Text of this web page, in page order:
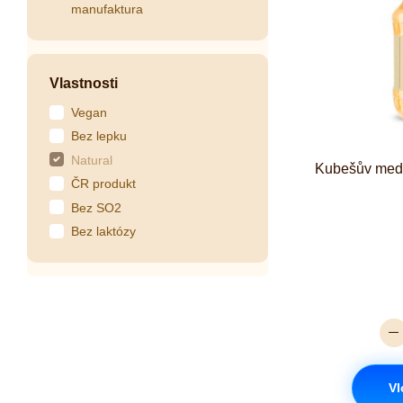
manufaktura
Vlastnosti
Vegan
Bez lepku
Natural
ČR produkt
Bez SO2
Bez laktózy
Kubešův